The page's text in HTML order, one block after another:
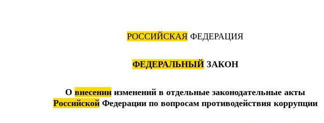
РОССИЙСКАЯ ФЕДЕРАЦИЯ
ФЕДЕРАЛЬНЫЙЗАКОН
О внесении изменений в отдельные законодательные акты
РоссийскойФедерации по вопросам противодействия коррупции